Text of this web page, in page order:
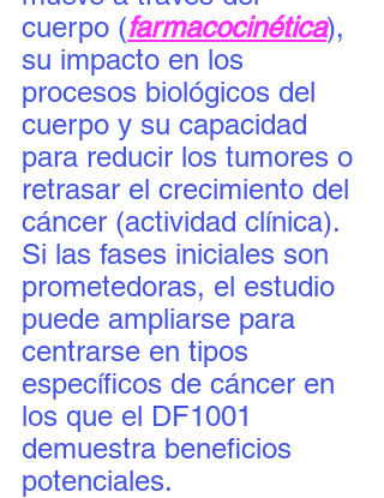
cuerpo (farmacocinética),
su impacto en los
procesos biológicos del
cuerpo y su capacidad
para reducir los tumores o
retrasar el crecimiento del
cáncer (actividad clínica).
Si las fases iniciales son
prometedoras, el estudio
puede ampliarse para
centrarse en tipos
específicos de cáncer en
los que el DF1001
demuestra beneficios
potenciales.